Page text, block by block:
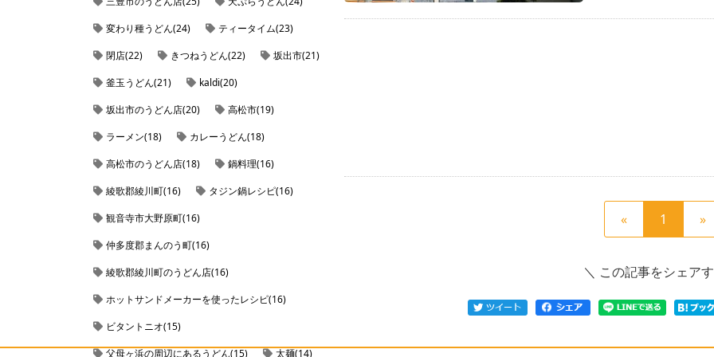
«前
の
ー
へ
1
在
ペ
ジ
»次
＼ この記事をシェア
変わり種うどん(24)
ティータイム(23)
閉店(22)
きつねうどん(22)
坂出市(21)
釜玉うどん(21)
kaldi(20)
坂出市のうどん店(20)
高松市(19)
ラーメン(18)
カレーうどん(18)
高松市のうどん店(18)
鍋料理(16)
綾歌郡綾川町(16)
タジン鍋レシピ(16)
観音寺市大野原町(16)
仲多度郡まんのう町(16)
綾歌郡綾川町のうどん店(16)
ホットサンドメーカーを使ったレシピ(16)
ビタントニオ(15)
父母ヶ浜の周辺にあるうどん(15)
太麺(14)